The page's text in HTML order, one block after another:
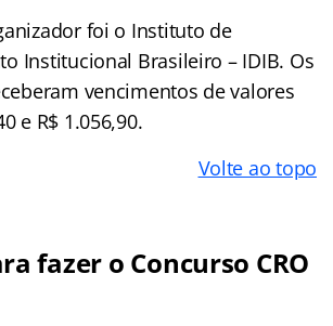
foi o Instituto de
Institucional Brasileiro – IDIB. Os
vencimentos de valores
e R$ 1.056,90.
Volte ao topo
fazer o Concurso CRO